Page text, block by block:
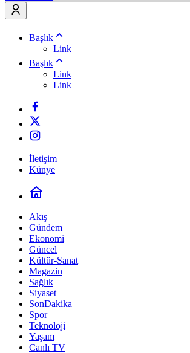
Başlık
Link
Başlık
Link
Link
İletişim
Künye
Akış
Gündem
Ekonomi
Güncel
Kültür-Sanat
Magazin
Sağlık
Siyaset
SonDakika
Spor
Teknoloji
Yaşam
Canlı TV